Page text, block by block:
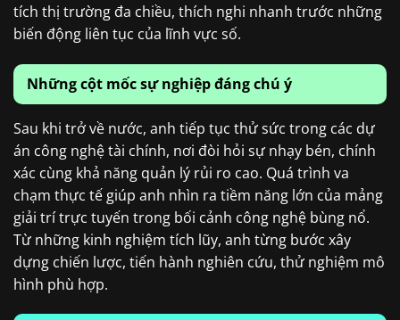
tích thị trường đa chiều, thích nghi nhanh trước những
biến động liên tục của lĩnh vực số.
Những cột mốc sự nghiệp đáng chú ý
Sau khi trở về nước, anh tiếp tục thử sức trong các dự
án công nghệ tài chính, nơi đòi hỏi sự nhạy bén, chính
xác cùng khả năng quản lý rủi ro cao. Quá trình va
chạm thực tế giúp anh nhìn ra tiềm năng lớn của mảng
giải trí trực tuyến trong bối cảnh công nghệ bùng nổ.
Từ những kinh nghiệm tích lũy, anh từng bước xây
dựng chiến lược, tiến hành nghiên cứu, thử nghiệm mô
hình phù hợp.